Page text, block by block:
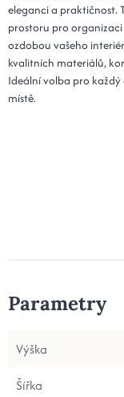
eleganci a praktičnost.
prostoru pro organizaci
ozdobou vašeho
kvalitních materiálů,
Ideální volba pro
místě.
Parametry
Výška
Šířka